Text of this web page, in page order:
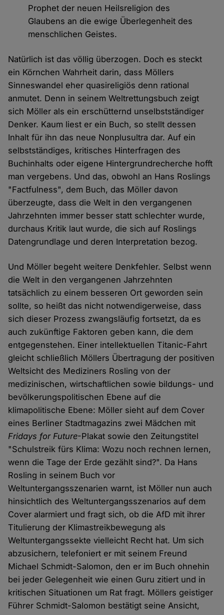
Prophet der neuen Heilsreligion des
Glaubens an die ewige Überlegenheit des
menschlichen Geistes.
Natürlich ist das völlig überzogen. Doch es steckt
ein Körnchen Wahrheit darin, dass Möllers
Sinneswandel eher quasireligiös denn rational
anmutet. Denn in seinem Weltrettungsbuch zeigt
sich Möller als ein erschütternd unselbstständiger
Denker. Kaum liest er ein Buch, so stellt dessen
Inhalt für ihn das neue Nonplusultra dar. Auf ein
selbstständiges, kritisches Hinterfragen des
Buchinhalts oder eigene Hintergrundrecherche hofft
man vergebens. Und das, obwohl an Hans Roslings
"Factfulness", dem Buch, das Möller davon
überzeugte, dass die Welt in den vergangenen
Jahrzehnten immer besser statt schlechter wurde,
durchaus Kritik laut wurde, die sich auf Roslings
Datengrundlage und deren Interpretation bezog.
Und Möller begeht weitere Denkfehler. Selbst wenn
die Welt in den vergangenen Jahrzehnten
tatsächlich zu einem besseren Ort geworden sein
sollte, so heißt das nicht notwendigerweise, dass
sich dieser Prozess zwangsläufig fortsetzt, da es
auch zukünftige Faktoren geben kann, die dem
entgegenstehen. Einer intellektuellen Titanic-Fahrt
gleicht schließlich Möllers Übertragung der positiven
Weltsicht des Mediziners Rosling von der
medizinischen, wirtschaftlichen sowie bildungs- und
bevölkerungspolitischen Ebene auf die
klimapolitische Ebene: Möller sieht auf dem Cover
eines Berliner Stadtmagazins zwei Mädchen mit
Fridays for Future-Plakat sowie den Zeitungstitel
"Schulstreik fürs Klima: Wozu noch rechnen lernen,
wenn die Tage der Erde gezählt sind?". Da Hans
Rosling in seinem Buch vor
Weltuntergangsszenarien warnt, ist Möller nun auch
hinsichtlich des Weltuntergangsszenarios auf dem
Cover alarmiert und fragt sich, ob die AfD mit ihrer
Titulierung der Klimastreikbewegung als
Weltuntergangssekte vielleicht Recht hat. Um sich
abzusichern, telefoniert er mit seinem Freund
Michael Schmidt-Salomon, den er im Buch ohnehin
bei jeder Gelegenheit wie einen Guru zitiert und in
kritischen Situationen um Rat fragt. Möllers geistiger
Führer Schmidt-Salomon bestätigt seine Ansicht,